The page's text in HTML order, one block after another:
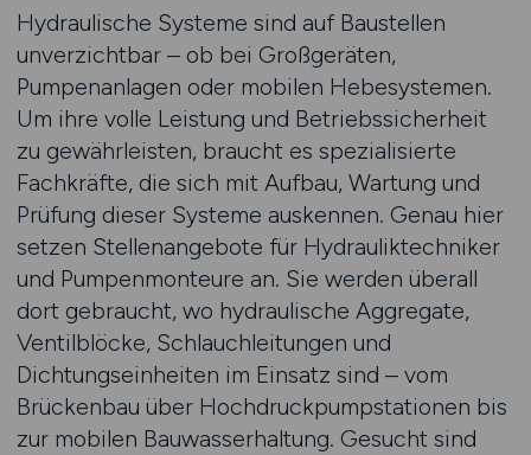
Hydraulische Systeme sind auf Baustellen
unverzichtbar – ob bei Großgeräten,
Pumpenanlagen oder mobilen Hebesystemen.
Um ihre volle Leistung und Betriebssicherheit
zu gewährleisten, braucht es spezialisierte
Fachkräfte, die sich mit Aufbau, Wartung und
Prüfung dieser Systeme auskennen. Genau hier
setzen Stellenangebote für Hydrauliktechniker
und Pumpenmonteure an. Sie werden überall
dort gebraucht, wo hydraulische Aggregate,
Ventilblöcke, Schlauchleitungen und
Dichtungseinheiten im Einsatz sind – vom
Brückenbau über Hochdruckpumpstationen bis
zur mobilen Bauwasserhaltung. Gesucht sind